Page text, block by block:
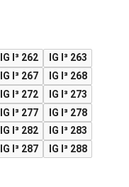
IG I³ 262
IG I³ 263
IG I³ 267
IG I³ 268
IG I³ 272
IG I³ 273
IG I³ 277
IG I³ 278
IG I³ 282
IG I³ 283
IG I³ 287
IG I³ 288